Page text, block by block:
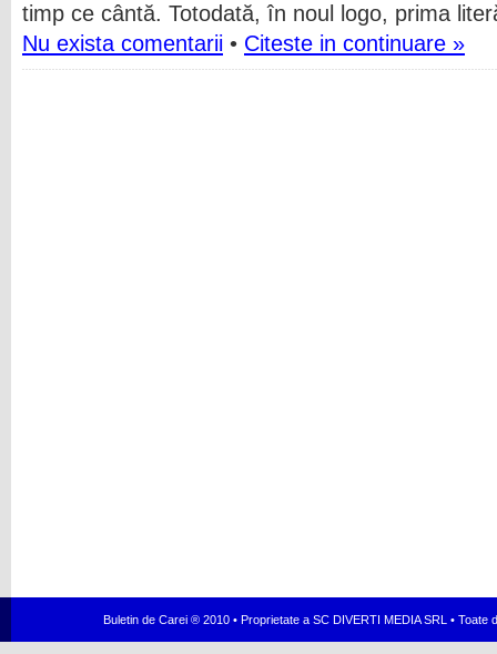
timp ce cântă. Totodată, în noul logo, prima
Nu exista comentarii • Citeste in continuare »
Buletin de Carei ® 2010 • Proprietate a SC DIVERTI MEDIA SRL •